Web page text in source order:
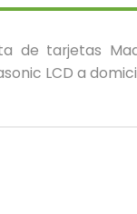
de tarjetas
LCD a